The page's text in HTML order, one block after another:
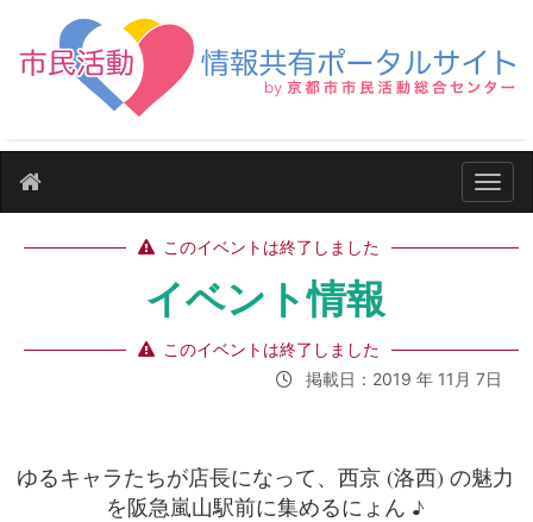
ナビ
このイベントは終了しました
イベント情報
このイベントは終了しました
掲載日：2019 年 11月 7日
ゆるキャラたちが店長になって、西京 (洛西) の魅力
を阪急嵐山駅前に集めるにょん ♪